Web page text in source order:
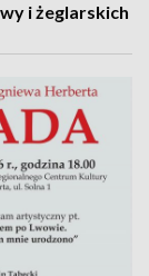
i żeglarskich